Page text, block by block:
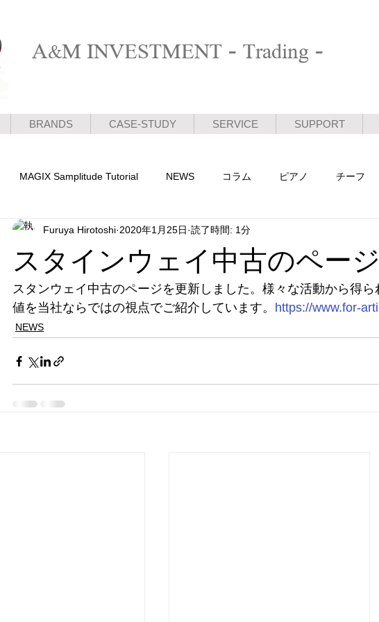
A&M INVESTMENT - Trading -
BRANDS CASE-STUDY SERVICE SUPPORT
MAGIX Samplitude Tutorial NEWS コラム ピアノ チーフ
着情報 メディア情報 活動日記
スタインウェイ中古のページ
Furuya Hirotoshi 2020年1月25日 読了時間: 1分
スタンウェイ中古のページを更新しました。様々な活動から得
値を当社ならではの視点でご紹介しています。 https://www.for-
NEWS